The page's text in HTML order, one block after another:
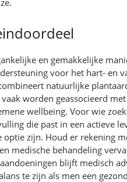
en gemakkelijke
voor het hart- en
natuurlijke
worden geassocieerd met
wellbeing. Voor wie
die past in een actieve
optie zijn. Houd er rekening
medische behandeling
blijft medisch
te zijn als men een